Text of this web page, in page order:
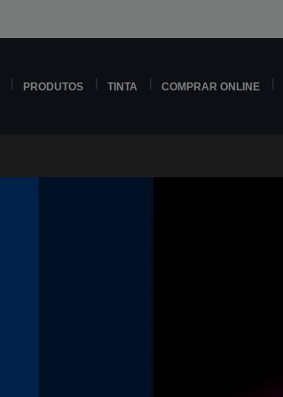
PRODUTOS TINTA COMPRAR ONLINE